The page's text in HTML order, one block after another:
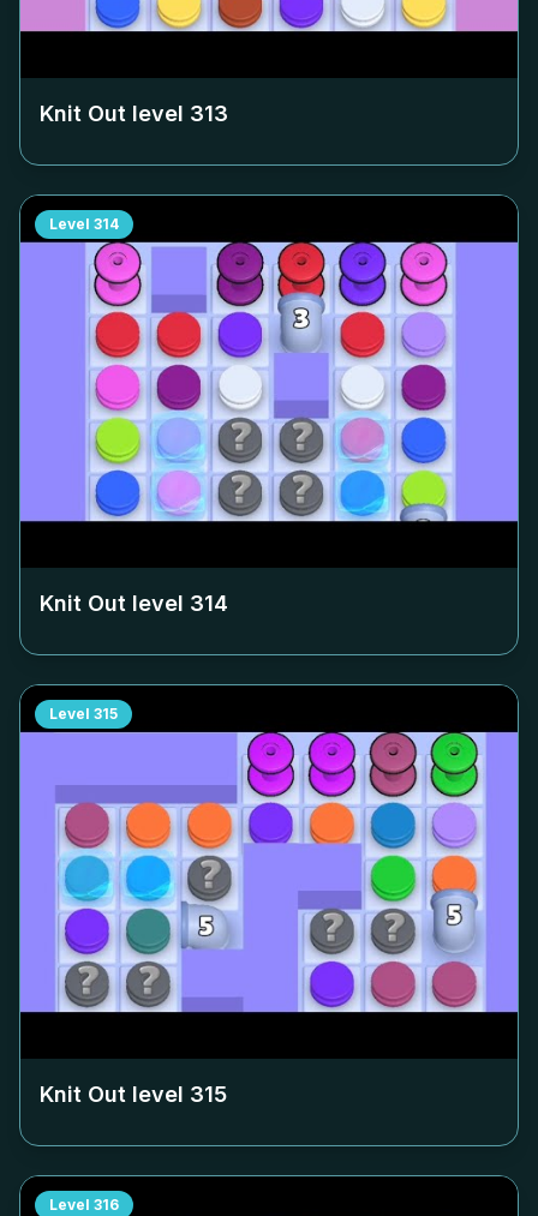
Knit Out level 313
Level 314
Knit Out level 314
Level 315
Knit Out level 315
Level 316